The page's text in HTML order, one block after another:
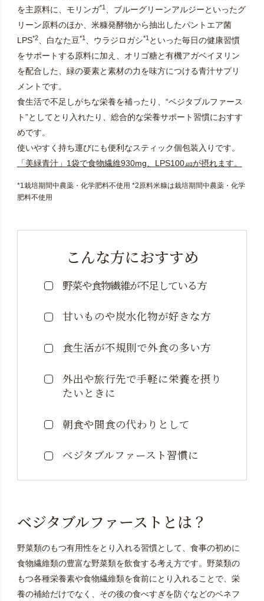
を主原料に、モリンガ*1、ブルーグリーンアルジーといったグ
リーン原料のほか、米糠発酵物から抽出したパントエア菌
LPS*2、白なた豆*1、ウラジロガシ*1といった毎日の健康習慣
をサポートする原料に加え、オリゴ糖と有機アガベイヌリン
を配合した、緑の要素と素材の力を味方につける青汁サプリ
メントです。
食生活で不足しがちな栄養を補ったり、“ベジタブルファース
ト”としてとり入れたり、総合的な栄養サポート習慣におすす
めです。
使いやすく持ち運びにも便利なスティック個包装入りです。
「美緑青汁」1袋で食物繊維930mg、LPS100㎍が摂れます。
*1栽培期間中農薬・化学肥料不使用 *2原料米糠は栽培期間中農薬・化学
肥料不使用
こんな方におすすめ
野菜や食物繊維が不足している方
甘いものや炭水化物が好きな方
食生活が不規則で外食の多い方
外出や旅行先で手軽に栄養を摂り
たいときに
朝食や間食の代わりとして
ベジタブルファースト習慣に
ベジタブルファーストとは？
野菜類のもつ有用性をとり入れる習慣として、食事の初めに
食物繊維類の豊富な野菜類を飲食する考え方です。野菜類の
もつ各種栄養素や食物繊維類を食前にとり入れることで、栄
養の補給だけでなく、その後の食べすぎを防ぐなどのベネフ